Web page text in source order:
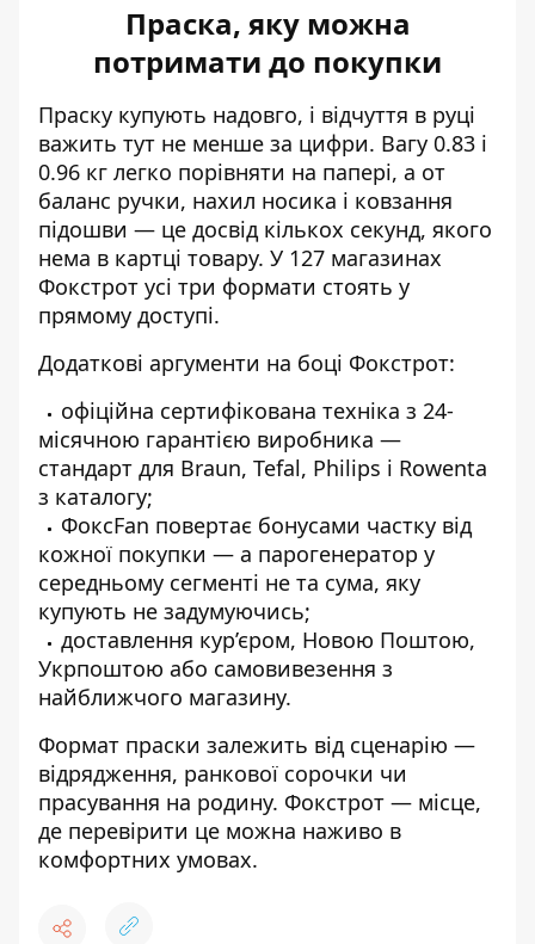
Праска, яку можна
потримати до покупки
Праску купують надовго, і відчуття в руці
важить тут не менше за цифри. Вагу 0.83 і
0.96 кг легко порівняти на папері, а от
баланс ручки, нахил носика і ковзання
підошви — це досвід кількох секунд, якого
нема в картці товару. У 127 магазинах
Фокстрот усі три формати стоять у
прямому доступі.
Додаткові аргументи на боці Фокстрот:
офіційна сертифікована техніка з 24-
місячною гарантією виробника —
стандарт для Braun, Tefal, Philips і Rowenta
з каталогу;
ФоксFan повертає бонусами частку від
кожної покупки — а парогенератор у
середньому сегменті не та сума, яку
купують не задумуючись;
доставлення кур’єром, Новою Поштою,
Укрпоштою або самовивезення з
найближчого магазину.
Формат праски залежить від сценарію —
відрядження, ранкової сорочки чи
прасування на родину. Фокстрот — місце,
де перевірити це можна наживо в
комфортних умовах.